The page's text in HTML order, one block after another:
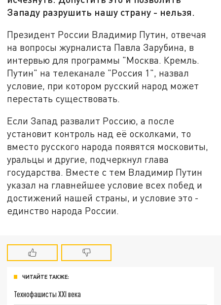
Западу разрушить нашу страну - нельзя.
Президент России Владимир Путин, отвечая
на вопросы журналиста Павла Зарубина, в
интервью для программы "Москва. Кремль.
Путин" на телеканале "Россия 1", назвал
условие, при котором русский народ может
перестать существовать.
Если Запад развалит Россию, а после
установит контроль над её осколками, то
вместо русского народа появятся московиты,
уральцы и другие, подчеркнул глава
государства. Вместе с тем Владимир Путин
указал на главнейшее условие всех побед и
достижений нашей страны, и условие это -
единство народа России.
ЧИТАЙТЕ ТАКЖЕ:
Технофашисты XXI века